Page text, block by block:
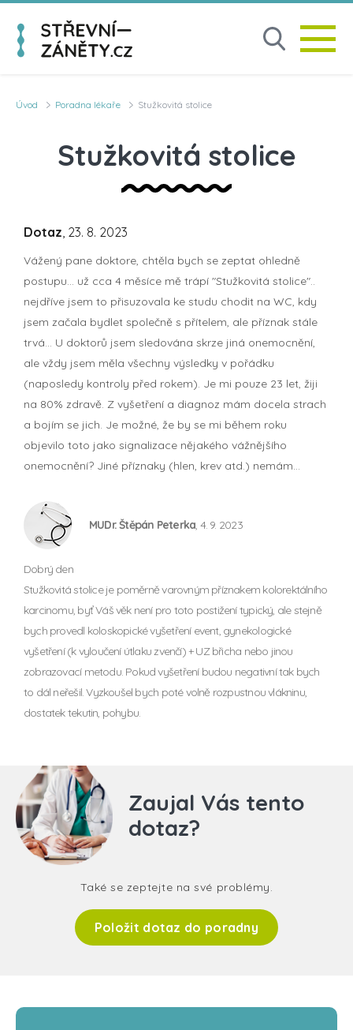
Úvod Poradna lékaře Stužkovitá stolice
Stužkovitá stolice
Dotaz, 23. 8. 2023
Vážený pane doktore, chtěla bych se zeptat ohledně
postupu... už cca 4 měsíce mě trápí "Stužkovitá stolice"..
nejdříve jsem to přisuzovala ke studu chodit na WC, kdy
jsem začala bydlet společně s přítelem, ale příznak stále
trvá... U doktorů jsem sledována skrze jiná onemocnění,
ale vždy jsem měla všechny výsledky v pořádku
(naposledy kontroly před rokem). Je mi pouze 23 let, žiji
na 80% zdravě. Z vyšetření a diagnoz mám docela strach
a bojím se jich. Je možné, že by se mi během roku
objevilo toto jako signalizace nějakého vážnějšího
onemocnění? Jiné příznaky (hlen, krev atd.) nemám...
MUDr. Štěpán Peterka, 4. 9. 2023
Dobrý den
Stužkovitá stolice je poměrně varovným příznakem kolorektálního
karcinomu, byť Váš věk není pro toto postižení typický, ale stejně
bych provedl koloskopické vyšetření event, gynekologické
vyšetření (k vyloučení útlaku zvenčí) + UZ břicha nebo jinou
zobrazovací metodu. Pokud vyšetření budou negativní tak bych
to dál neřešil. Vyzkoušel bych poté volně rozpustnou vlákninu,
dostatek tekutin, pohybu.
Zaujal Vás tento
dotaz?
Také se zeptejte na své problémy.
Položit dotaz do poradny